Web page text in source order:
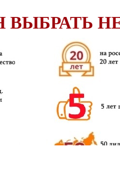
ВЫБРАТЬ